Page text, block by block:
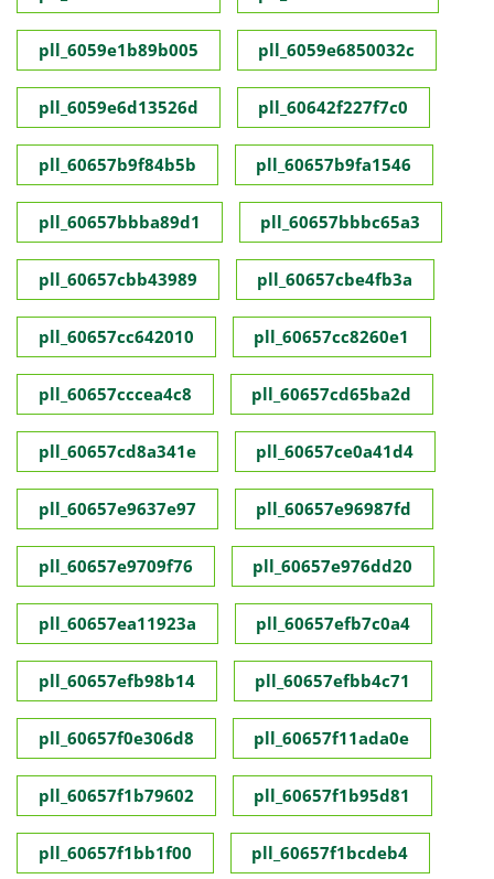
pll_6059e1b89b005 pll_6059e6850032c
pll_6059e6d13526d pll_60642f227f7c0
pll_60657b9f84b5b pll_60657b9fa1546
pll_60657bbba89d1 pll_60657bbbc65a3
pll_60657cbb43989 pll_60657cbe4fb3a
pll_60657cc642010 pll_60657cc8260e1
pll_60657cccea4c8 pll_60657cd65ba2d
pll_60657cd8a341e pll_60657ce0a41d4
pll_60657e9637e97 pll_60657e96987fd
pll_60657e9709f76 pll_60657e976dd20
pll_60657ea11923a pll_60657efb7c0a4
pll_60657efb98b14 pll_60657efbb4c71
pll_60657f0e306d8 pll_60657f11ada0e
pll_60657f1b79602 pll_60657f1b95d81
pll_60657f1bb1f00 pll_60657f1bcdeb4